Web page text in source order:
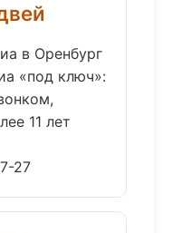
в Оренбург
«под ключ»:
11 лет
27